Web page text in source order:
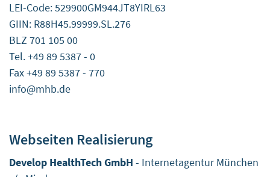
LEI-Code: 529900GM944JT8YIRL63
GIIN: R88H45.99999.SL.276
BLZ 701 105 00
Tel. +49 89 5387 - 0
Fax +49 89 5387 - 770
info@mhb.de
Webseiten Realisierung
Develop HealthTech GmbH - Internetagentur München